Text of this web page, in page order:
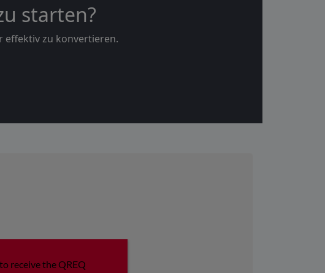
starten?
effektiv zu konvertieren.